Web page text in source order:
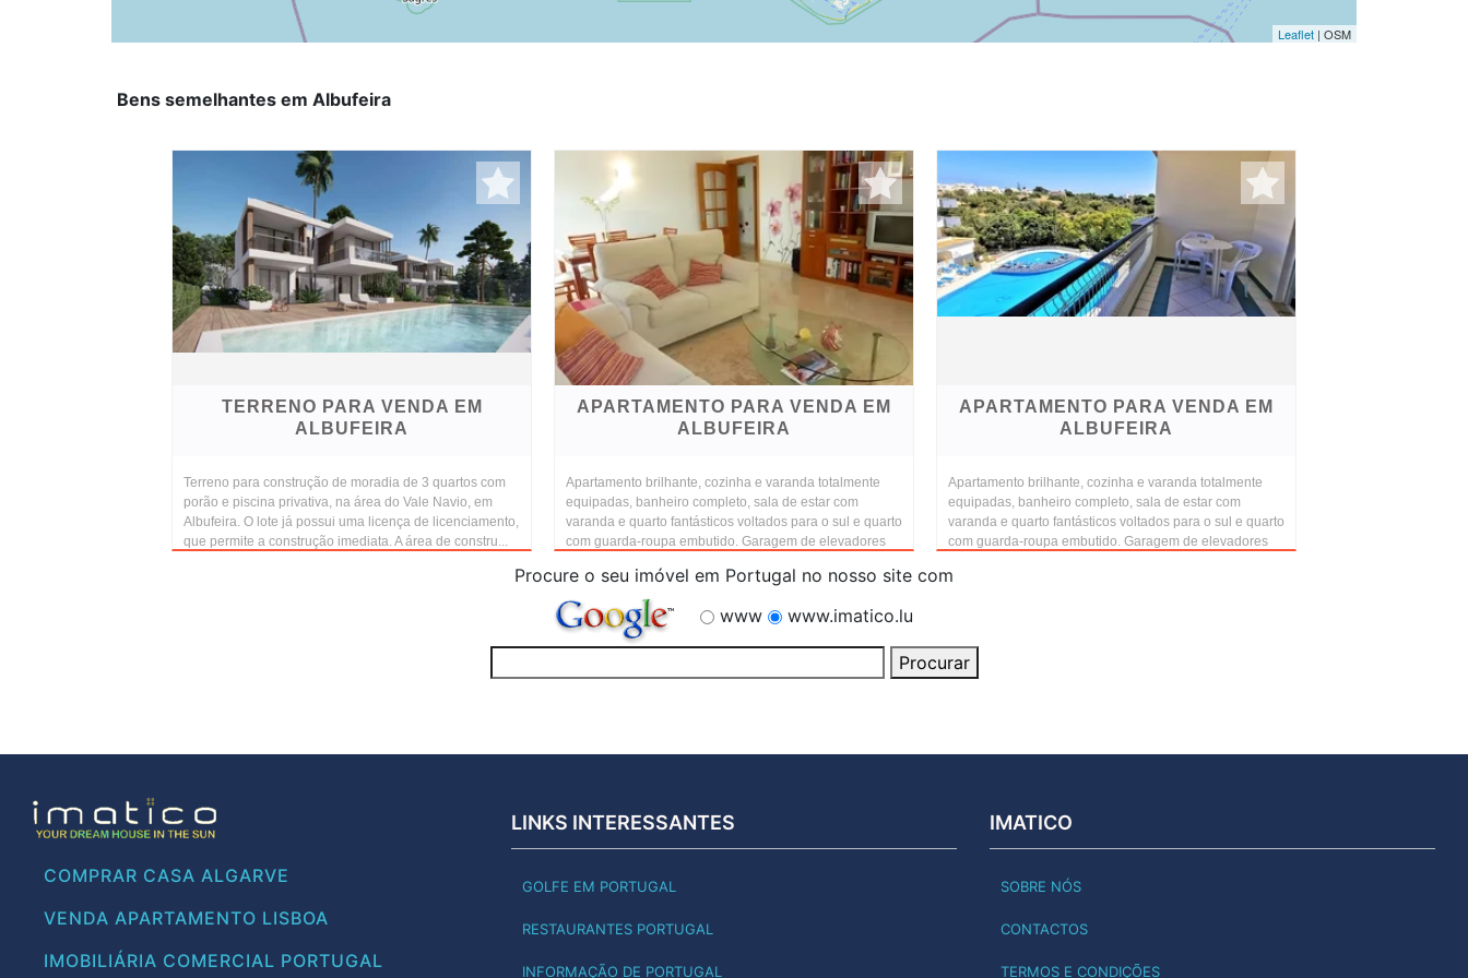
Leaflet | OSM
Bens semelhantes em Albufeira
TERRENO PARA VENDA EM
ALBUFEIRA
Terreno para construção de moradia de 3 quartos com
porão e piscina privativa, na área do Vale Navio, em
Albufeira. O lote já possui uma licença de licenciamento,
que permite a construção imediata. A área de constru...
APARTAMENTO PARA VENDA EM
ALBUFEIRA
Apartamento brilhante, cozinha e varanda totalmente
equipadas, banheiro completo, sala de estar com
varanda e quarto fantásticos voltados para o sul e quarto
com guarda-roupa embutido. Garagem de elevadores
APARTAMENTO PARA VENDA EM
ALBUFEIRA
Apartamento brilhante, cozinha e varanda totalmente
equipadas, banheiro completo, sala de estar com
varanda e quarto fantásticos voltados para o sul e quarto
com guarda-roupa embutido. Garagem de elevadores
Procure o seu imóvel em Portugal no nosso site com
www
www.imatico.lu
COMPRAR CASA ALGARVE
VENDA APARTAMENTO LISBOA
IMOBILIÁRIA COMERCIAL PORTUGAL
LINKS INTERESSANTES
GOLFE EM PORTUGAL
RESTAURANTES PORTUGAL
INFORMAÇÃO DE PORTUGAL
IMATICO
SOBRE NÓS
CONTACTOS
TERMOS E CONDIÇÕES